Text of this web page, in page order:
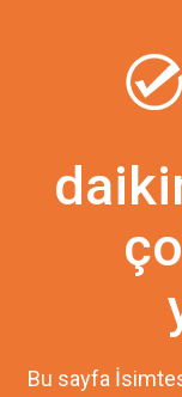
Bu sayfa